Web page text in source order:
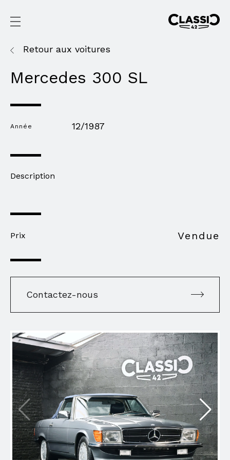
Retour aux voitures
Mercedes 300 SL
Année 12/1987
Description
Prix Vendue
Contactez-nous